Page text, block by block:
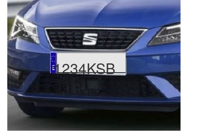
1234KSB